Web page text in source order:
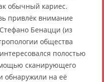
обычный кариес.
привлёк внимание
Бенацци (из
общества
полостью
сканирующего
обнаружили на её